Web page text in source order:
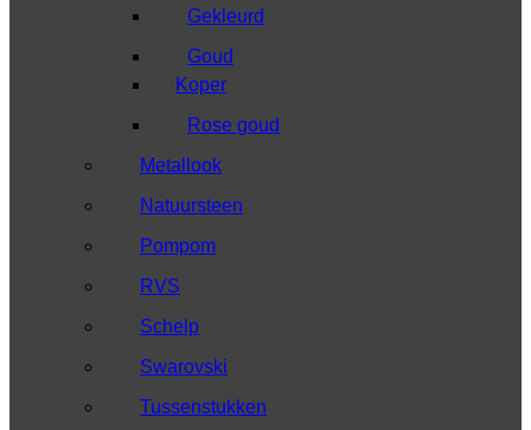
Gekleurd
Goud
Koper
Rose goud
Metallook
Natuursteen
Pompom
RVS
Schelp
Swarovski
Tussenstukken